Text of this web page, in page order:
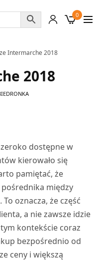
0
Intermarche 2018
2018
dostępne w
kierowało się
pamiętać, że
między
oznacza, że część
a nie zawsze idzie
kontekście coraz
bezpośrednio od
ceny i większą